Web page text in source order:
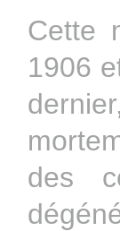
Cette
1906
des